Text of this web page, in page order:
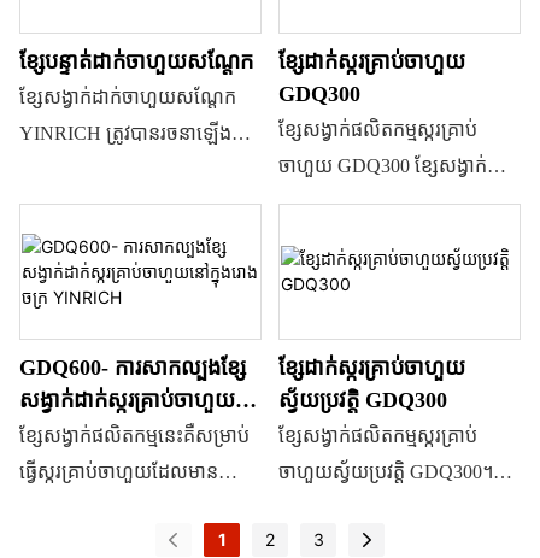
ផ្សេងៗគ្នាដែលមានសមត្ថភាព
ខុសៗគ្នាដើម្បីបំពេញតម្រូវការរបស់
អតិថិជនផ្សេងៗគ្នា។
ប្រតិបត្តិការតែមួយ។ គ្រាន់តែត្រូវ
ការផ្លាស់ប្តូរផ្សិតដើម្បីធ្វើស្ករគ្រាប់
ចាហួយផ្សេងៗគ្នា។
ខ្សែបន្ទាត់ដាក់ចាហួយសណ្តែក
ខ្សែសង្វាក់ដាក់ចាហួយសណ្តែក
YINRICH ត្រូវបានរចនាឡើង
ដែលមានទម្ងន់ចាប់ពី 0.5~1
ក្រាម។ វាគឺជាឧបករណ៍ដ៏ល្អមួយ
ដែលអាចផលិតផលិតផលដែល
មានគុណភាពល្អ ដោយសន្សំសំចៃ
ទាំងកម្លាំងមនុស្ស និងទំហំដែលប្រើ
ប្រាស់។
ខ្សែដាក់ស្ករគ្រាប់ចាហួយ
GDQ300
ខ្សែសង្វាក់ផលិតកម្មស្ករគ្រាប់
ចាហួយ GDQ300 ខ្សែសង្វាក់
ផលិតកម្មនេះអាចផលិតស្ករគ្រាប់
ដ្ឋានលើជែលលីន ឬប៉ិចទីន ក៏អាច
ផងដែរ។ ឧបករណ៍ដាក់ក៏អាចត្រូវ
បានប្រើដើម្បីផលិតស្ករគ្រាប់តូហ្វី
ដែលបានដាក់តាមរយៈការផ្លាស់ប្តូរ
ផ្សិត។ ខ្សែសង្វាក់ផលិតកម្ម
ទាំងមូលមានប្រព័ន្ធចម្អិនចាហួយ
តាមបាច់ ប្រព័ន្ធកម្រិត និងលាយ
GDQ600- ការសាកល្បងខ្សែ
សង្វាក់ដាក់ស្ករគ្រាប់ចាហួយនៅ
ក្នុងរោងចក្រ YINRICH
ខ្សែសង្វាក់ផលិតកម្មនេះគឺសម្រាប់
ធ្វើស្ករគ្រាប់ចាហួយដែលមាន
ប្រភេទវែង។ ផ្សិតវែងនេះមានភាព
ខ្សែដាក់ស្ករគ្រាប់ចាហួយ
ស្វ័យប្រវត្តិ GDQ300
ខ្សែសង្វាក់ផលិតកម្មស្ករគ្រាប់
ចាហួយស្វ័យប្រវត្តិ GDQ300។
ប្រកួតប្រជែងដ៏លេចធ្លោ។ ខ្សែ
1 2 3